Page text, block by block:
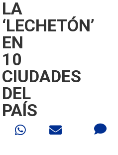
LA
‘LECHETÓN’
EN
10
CIUDADES
DEL
PAÍS